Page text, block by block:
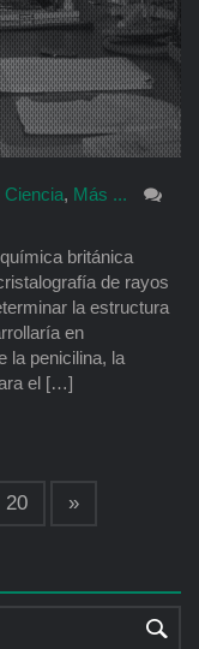
Ciencia, Más ...
británica
de rayos
la estructura
en
la penicilina, la
el […]
20 »